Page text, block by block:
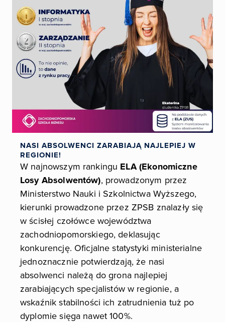
NASI ABSOLWENCI ZARABIAJĄ NAJLEPIEJ W
REGIONIE!
W najnowszym rankingu ELA (Ekonomiczne
Losy Absolwentów), prowadzonym przez
Ministerstwo Nauki i Szkolnictwa Wyższego,
kierunki prowadzone przez ZPSB znalazły się
w ścisłej czołówce województwa
zachodniopomorskiego, deklasując
konkurencję. Oficjalne statystyki ministerialne
jednoznacznie potwierdzają, że nasi
absolwenci należą do grona najlepiej
zarabiających specjalistów w regionie, a
wskaźnik stabilności ich zatrudnienia tuż po
dyplomie sięga nawet 100%.